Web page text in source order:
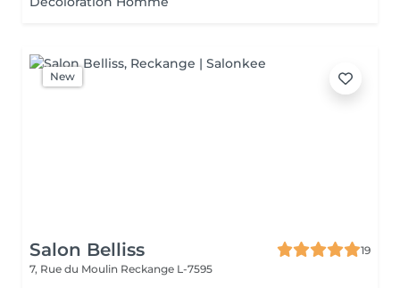
New
Salon Belliss
19
7, Rue du Moulin Reckange L-7595